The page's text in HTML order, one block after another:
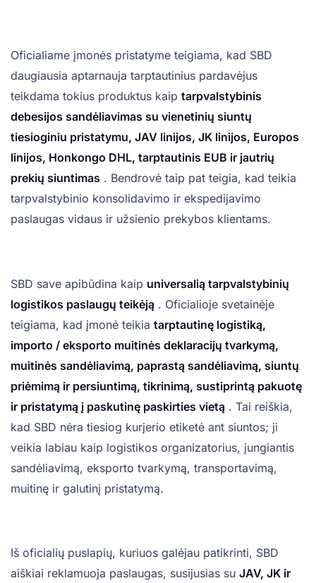
Oficialiame įmonės pristatyme teigiama, kad SBD
daugiausia aptarnauja tarptautinius pardavėjus
teikdama tokius produktus kaip tarpvalstybinis
debesijos sandėliavimas su vienetinių siuntų
tiesioginiu pristatymu, JAV linijos, JK linijos, Europos
linijos, Honkongo DHL, tarptautinis EUB ir jautrių
prekių siuntimas . Bendrovė taip pat teigia, kad teikia
tarpvalstybinio konsolidavimo ir ekspedijavimo
paslaugas vidaus ir užsienio prekybos klientams.
SBD save apibūdina kaip universalią tarpvalstybinių
logistikos paslaugų teikėją . Oficialioje svetainėje
teigiama, kad įmonė teikia tarptautinę logistiką,
importo / eksporto muitinės deklaracijų tvarkymą,
muitinės sandėliavimą, paprastą sandėliavimą, siuntų
priėmimą ir persiuntimą, tikrinimą, sustiprintą pakuotę
ir pristatymą į paskutinę paskirties vietą . Tai reiškia,
kad SBD nėra tiesiog kurjerio etiketė ant siuntos; ji
veikia labiau kaip logistikos organizatorius, jungiantis
sandėliavimą, eksporto tvarkymą, transportavimą,
muitinę ir galutinį pristatymą.
Iš oficialių puslapių, kuriuos galėjau patikrinti, SBD
aiškiai reklamuoja paslaugas, susijusias su JAV, JK ir